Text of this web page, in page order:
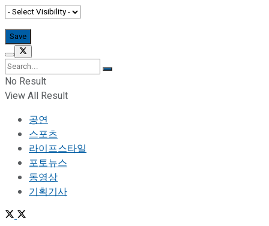
No Result
View All Result
공연
스포츠
라이프스타일
포토뉴스
동영상
기획기사